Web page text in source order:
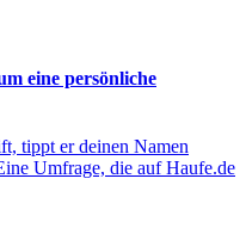
eine persönliche
tippt er deinen Namen
Umfrage, die auf Haufe.de